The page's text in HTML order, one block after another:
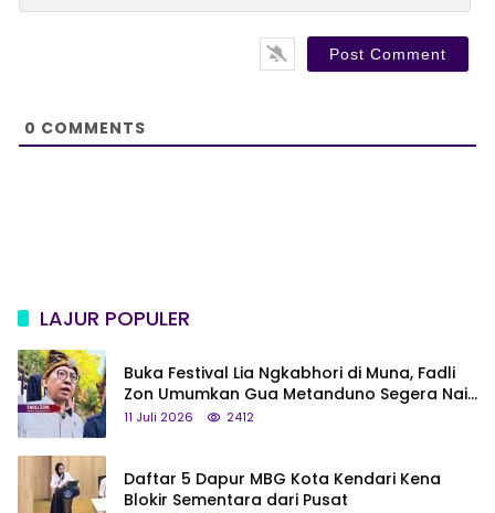
l
0 COMMENTS
LAJUR POPULER
Buka Festival Lia Ngkabhori di Muna, Fadli
Zon Umumkan Gua Metanduno Segera Naik
Status Jadi Cagar Budaya Nasional
11 Juli 2026 2412
Daftar 5 Dapur MBG Kota Kendari Kena
Blokir Sementara dari Pusat